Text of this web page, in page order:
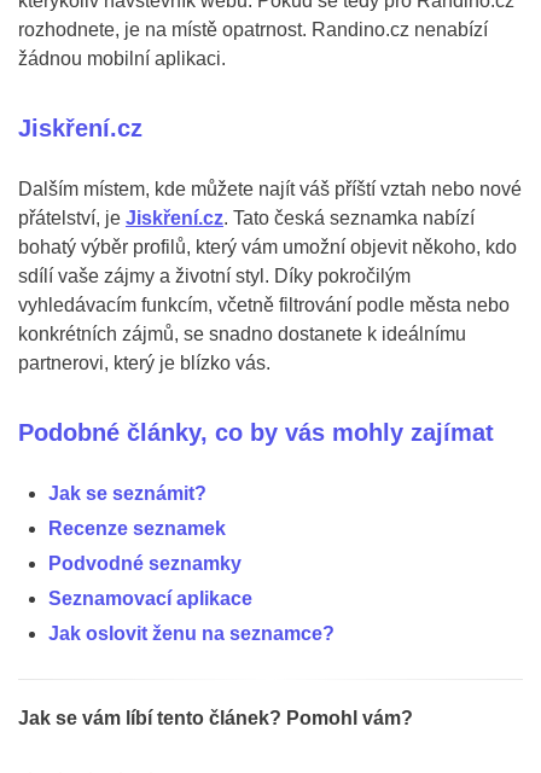
rozhodnete, je na místě opatrnost. Randino.cz nenabízí
žádnou mobilní aplikaci.
Jiskření.cz
Dalším místem, kde můžete najít váš příští vztah nebo nové
přátelství, je Jiskření.cz. Tato česká seznamka nabízí
bohatý výběr profilů, který vám umožní objevit někoho, kdo
sdílí vaše zájmy a životní styl. Díky pokročilým
vyhledávacím funkcím, včetně filtrování podle města nebo
konkrétních zájmů, se snadno dostanete k ideálnímu
partnerovi, který je blízko vás.
Podobné články, co by vás mohly zajímat
Jak se seznámit?
Recenze seznamek
Podvodné seznamky
Seznamovací aplikace
Jak oslovit ženu na seznamce?
Jak se vám líbí tento článek? Pomohl vám?